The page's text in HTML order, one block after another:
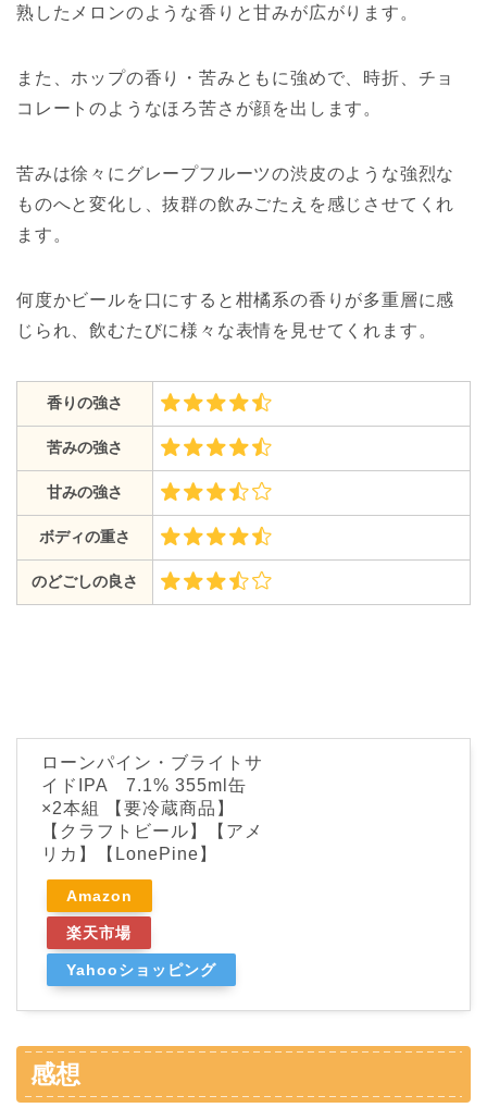
熟したメロンのような香りと甘みが広がります。
また、ホップの香り・苦みともに強めで、時折、チョ
コレートのようなほろ苦さが顔を出します。
苦みは徐々にグレープフルーツの渋皮のような強烈な
ものへと変化し、抜群の飲みごたえを感じさせてくれ
ます。
何度かビールを口にすると柑橘系の香りが多重層に感
じられ、飲むたびに様々な表情を見せてくれます。
香りの強さ
苦みの強さ
甘みの強さ
ボディの重さ
のどごしの良さ
ローンパイン・ブライトサ
イドIPA 7.1% 355ml缶
×2本組 【要冷蔵商品】
【クラフトビール】【アメ
リカ】【LonePine】
Amazon
楽天市場
Yahooショッピング
感想